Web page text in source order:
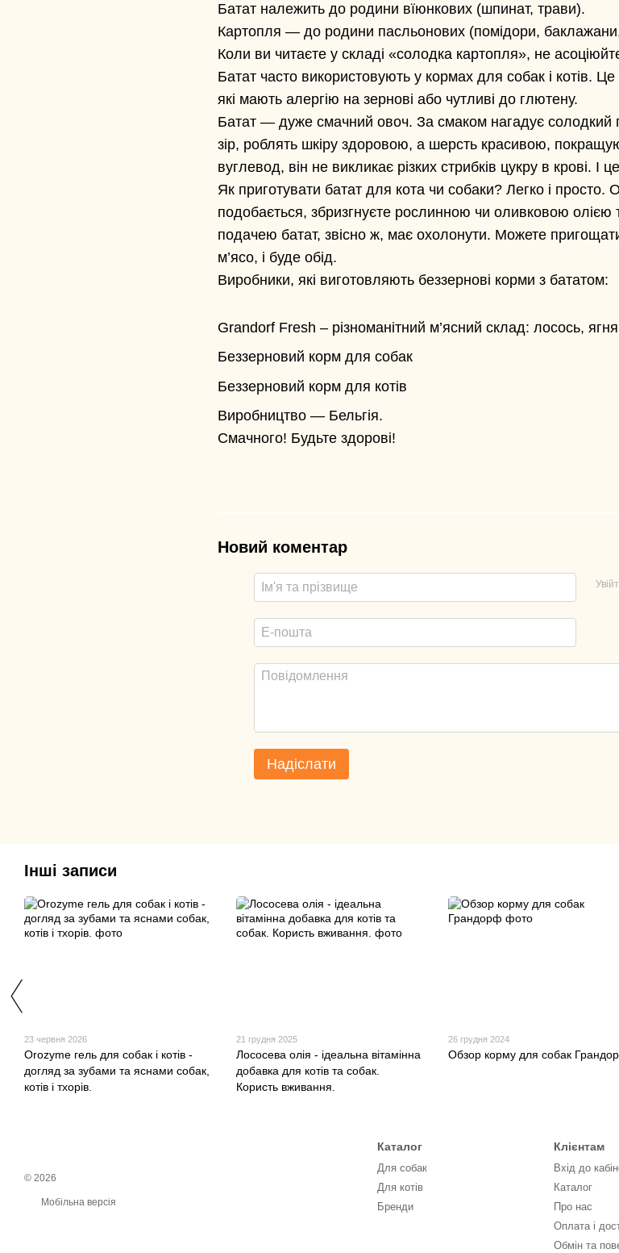
Батат належить до родини вїюнкових (шпинат, трави).
Картопля — до родини пасльонових (помідори,
Коли ви читаєте у складі «солодка картопля», не
Батат часто використовують у кормах для собак і котів.
які мають алергію на зернові або чутливі до глютену.
Батат — дуже смачний овоч. За смаком нагадує солодкий
зір, роблять шкіру здоровою, а шерсть красивою,
вуглевод, він не викликає різких стрибків цукру в крові. І
Як приготувати батат для кота чи собаки? Легко і
подобається, збризгнуєте рослинною чи оливковою олією
подачею батат, звісно ж, має охолонути. Можете
м’ясо, і буде обід.
Виробники, які виготовляють беззернові корми з бататом:
Grandorf Fresh – різноманітний м’ясний склад: лосось,
Беззерновий корм для собак
Беззерновий корм для котів
Виробництво — Бельгія.
Смачного! Будьте здорові!
Новий коментар
Надіслати
Інші записи
23 червня 2026
Orozyme гель для собак і котів -
догляд за зубами та яснами собак,
котів і тхорів.
21 грудня 2025
Лососева олія - ідеальна вітамінна
добавка для котів та собак.
Користь вживання.
26 грудня 2024
Обзор корму для собак
© 2026
Мобільна версія
Каталог
Для собак
Для котів
Бренди
Клієнтам
Вхід до
Каталог
Про нас
Оплата і
Обмін та